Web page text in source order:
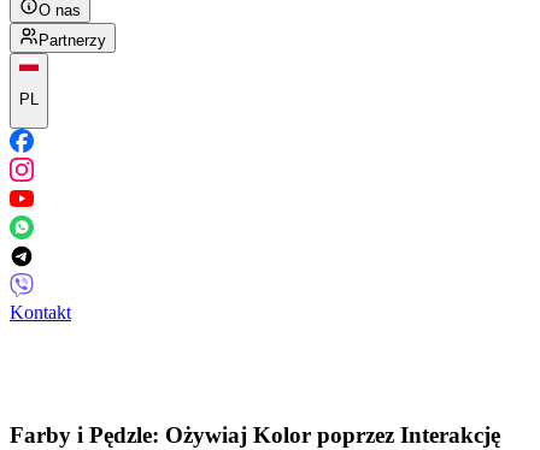
O nas
Partnerzy
PL
Kontakt
Farby i Pędzle: Ożywiaj Kolor poprzez Interakcję